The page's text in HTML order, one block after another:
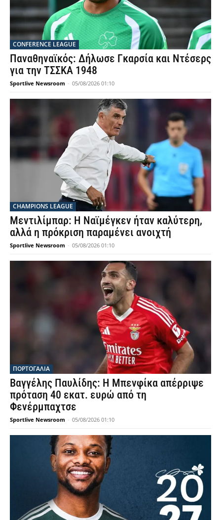
CONFERENCE LEAGUE
Παναθηναϊκός: Δήλωσε Γκαρσία και Ντέσερς
για την ΤΣΣΚΑ 1948
Sportlive Newsroom - 05/08/2026 01:10
CHAMPIONS LEAGUE
Μεντιλίμπαρ: Η Ναϊμέγκεν ήταν καλύτερη,
αλλά η πρόκριση παραμένει ανοιχτή
Sportlive Newsroom - 05/08/2026 01:10
ΠΟΡΤΟΓΑΛΙΑ
Βαγγέλης Παυλίδης: Η Μπενφίκα απέρριψε
πρόταση 40 εκατ. ευρώ από τη
Φενέρμπαχτσε
Sportlive Newsroom - 05/08/2026 01:10